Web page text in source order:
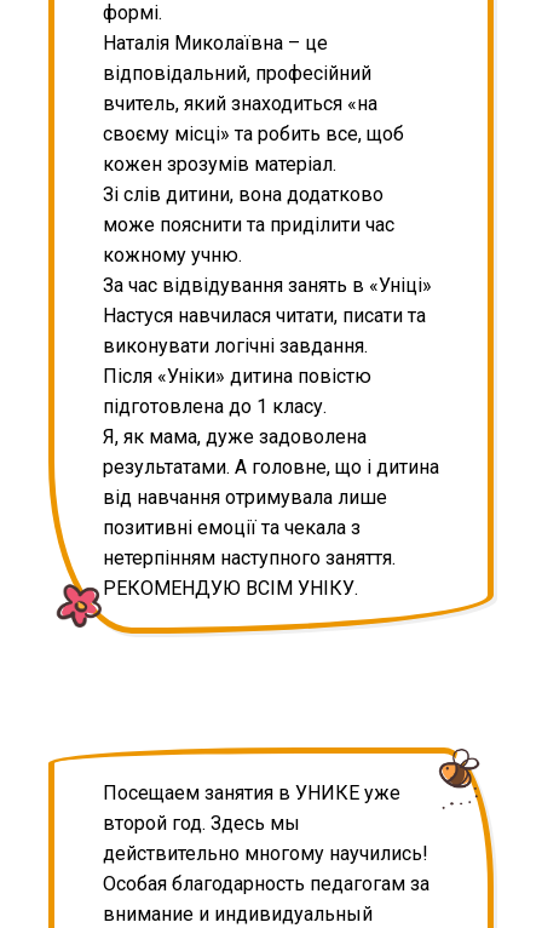
формі.
Наталія Миколаївна – це
відповідальний, професійний
вчитель, який знаходиться «на
своєму місці» та робить все, щоб
кожен зрозумів матеріал.
Зі слів дитини, вона додатково
може пояснити та приділити час
кожному учню.
За час відвідування занять в «Уніці»
Настуся навчилася читати, писати та
виконувати логічні завдання.
Після «Уніки» дитина повістю
підготовлена до 1 класу.
Я, як мама, дуже задоволена
результатами. А головне, що і дитина
від навчання отримувала лише
позитивні емоції та чекала з
нетерпінням наступного заняття.
РЕКОМЕНДУЮ ВСІМ УНІКУ.
Посещаем занятия в УНИКЕ уже
второй год. Здесь мы
действительно многому научились!
Особая благодарность педагогам за
внимание и индивидуальный